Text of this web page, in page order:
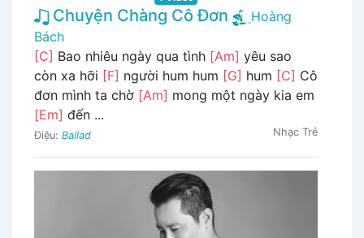
Chuyện Chàng Cô Đơn
Hoàng
Bách
[C] Bao nhiêu ngày qua tình [Am] yêu sao
còn xa hỡi [F] người hum hum [G] hum [C] Cô
đơn mình ta chờ [Am] mong một ngày kia em
[Em] đến ...
Điệu: Ballad Nhạc Trẻ